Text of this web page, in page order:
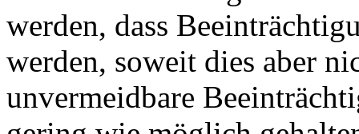
werden, dass
werden, soweit dies aber
unvermeidbare